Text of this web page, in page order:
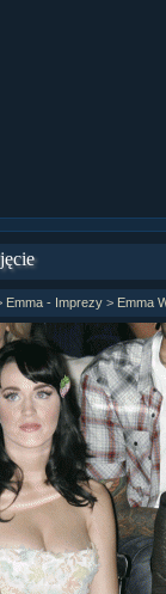
Emma - Imprezy> Emma